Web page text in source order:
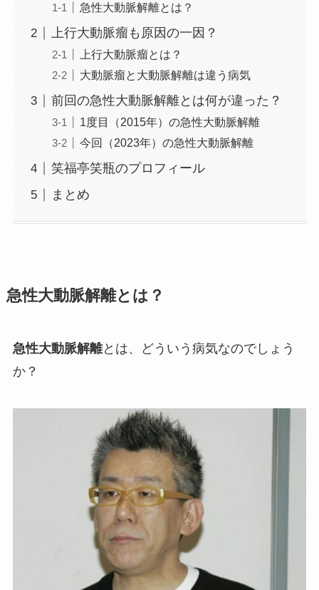
急性大動脈解離とは？
上行大動脈瘤も原因の一因？
上行大動脈瘤とは？
大動脈瘤と大動脈解離は違う病気
前回の急性大動脈解離とは何が違った？
1度目（2015年）の急性大動脈解離
今回（2023年）の急性大動脈解離
笑福亭笑瓶のプロフィール
まとめ
急性大動脈解離とは？
急性大動脈解離とは、どういう病気なのでしょう
か？